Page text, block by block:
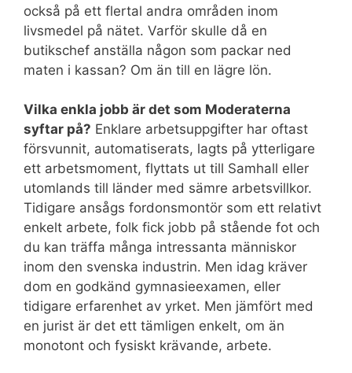
också på ett flertal andra områden inom
livsmedel på nätet. Varför skulle då en
butikschef anställa någon som packar ned
maten i kassan? Om än till en lägre lön.
Vilka enkla jobb är det som Moderaterna
syftar på? Enklare arbetsuppgifter har oftast
försvunnit, automatiserats, lagts på ytterligare
ett arbetsmoment, flyttats ut till Samhall eller
utomlands till länder med sämre arbetsvillkor.
Tidigare ansågs fordonsmontör som ett relativt
enkelt arbete, folk fick jobb på stående fot och
du kan träffa många intressanta människor
inom den svenska industrin. Men idag kräver
dom en godkänd gymnasieexamen, eller
tidigare erfarenhet av yrket. Men jämfört med
en jurist är det ett tämligen enkelt, om än
monotont och fysiskt krävande, arbete.